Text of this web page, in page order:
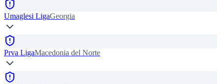
Umaglesi LigaGeorgia
Prva LigaMacedonia del Norte